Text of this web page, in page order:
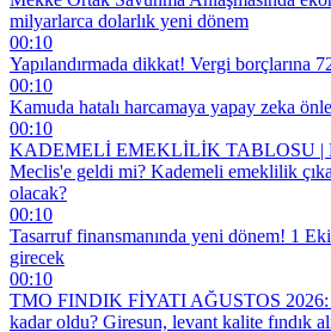
milyarlarca dolarlık yeni dönem
00:10
Yapılandırmada dikkat! Vergi borçlarına
00:10
Kamuda hatalı harcamaya yapay zeka
00:10
KADEMELİ EMEKLİLİK TABLOSU |
Meclis'e geldi mi? Kademeli emeklilik
olacak?
00:10
Tasarruf finansmanında yeni dönem! 1
girecek
00:10
TMO FINDIK FİYATI AĞUSTOS 2026:
kadar oldu? Giresun, levant kalite fındık